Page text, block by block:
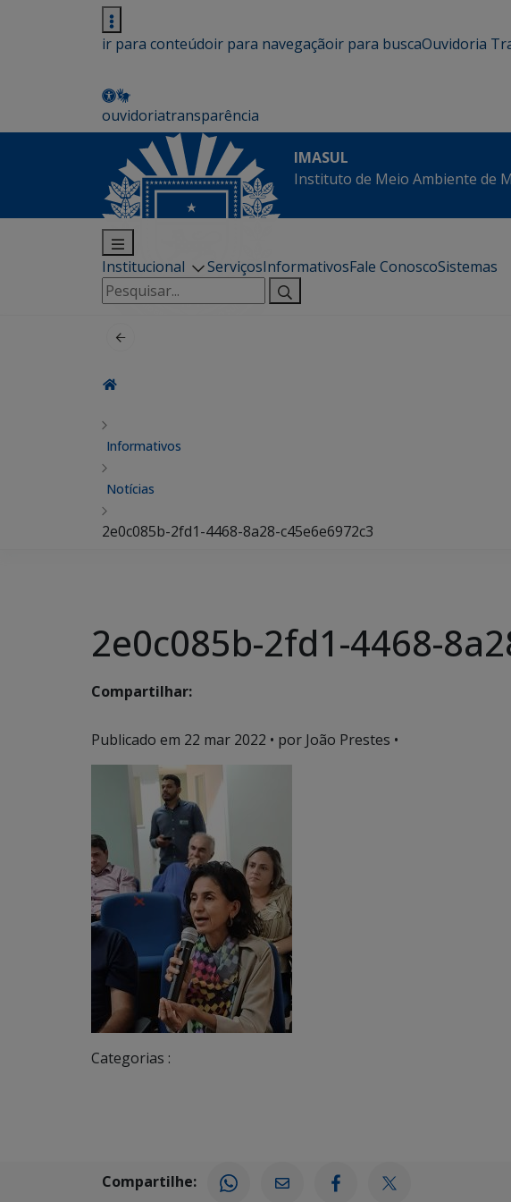
ir para conteúdoir para navegaçãoir para buscaOuvidoria
ouvidoriatransparência
IMASUL
Instituto de Meio Ambiente de
Institucional ServiçosInformativosFale ConoscoSistemas
Pesquisar
por:
Informativos
Notícias
2e0c085b-2fd1-4468-8a28-c45e6e6972c3
2e0c085b-2fd1-4468-
Compartilhar:
Publicado em 22 mar 2022 • por João Prestes •
Categorias :
Compartilhe: